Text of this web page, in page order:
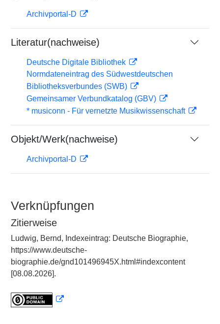
Archivportal-D
Literatur(nachweise)
Deutsche Digitale Bibliothek
Normdateneintrag des Südwestdeutschen
Bibliotheksverbundes (SWB)
Gemeinsamer Verbundkatalog (GBV)
* musiconn - Für vernetzte Musikwissenschaft
Objekt/Werk(nachweise)
Archivportal-D
Verknüpfungen
Zitierweise
Ludwig, Bernd, Indexeintrag: Deutsche Biographie,
https://www.deutsche-
biographie.de/gnd101496945X.html#indexcontent
[08.08.2026].